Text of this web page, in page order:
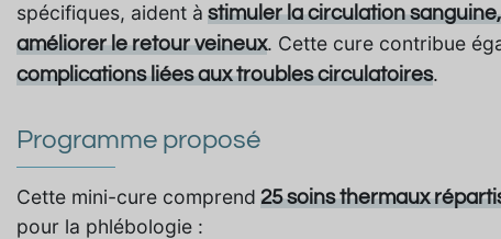
spécifiques, aident à stimuler la circulation
améliorer le retour veineux. Cette cure contribue
complications liées aux troubles circulatoires.
Programme proposé
Cette mini-cure comprend 25 soins thermaux
pour la phlébologie :